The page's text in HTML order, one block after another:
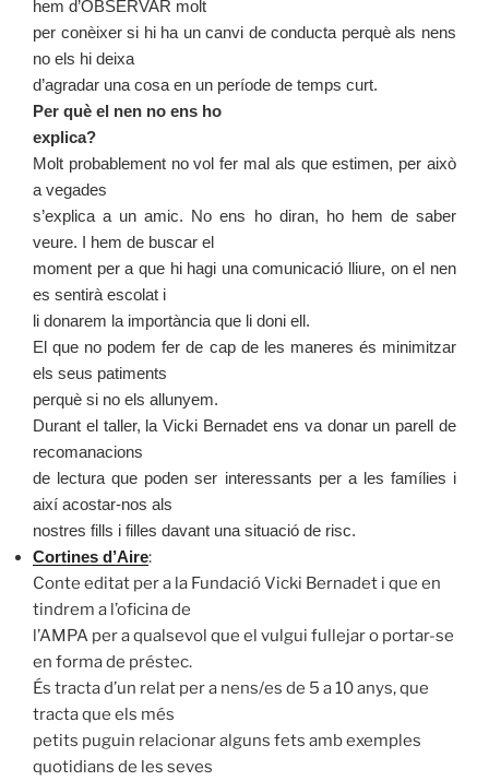
hem d’OBSERVAR molt
per conèixer si hi ha un canvi de conducta perquè als nens
no els hi deixa
d’agradar una cosa en un període de temps curt.
Per què el nen no ens ho
explica?
Molt probablement no vol fer mal als que estimen, per això
a vegades
s’explica a un amic. No ens ho diran, ho hem de saber
veure. I hem de buscar el
moment per a que hi hagi una comunicació lliure, on el nen
es sentirà escolat i
li donarem la importància que li doni ell.
El que no podem fer de cap de les maneres és minimitzar
els seus patiments
perquè si no els allunyem.
Durant el taller, la Vicki Bernadet ens va donar un parell de
recomanacions
de lectura que poden ser interessants per a les famílies i
així acostar-nos als
nostres fills i filles davant una situació de risc.
Cortines d’Aire:
Conte editat per a la Fundació Vicki Bernadet i que en
tindrem a l’oficina de
l’AMPA per a qualsevol que el vulgui fullejar o portar-se
en forma de préstec.
És tracta d’un relat per a nens/es de 5 a 10 anys, que
tracta que els més
petits puguin relacionar alguns fets amb exemples
quotidians de les seves